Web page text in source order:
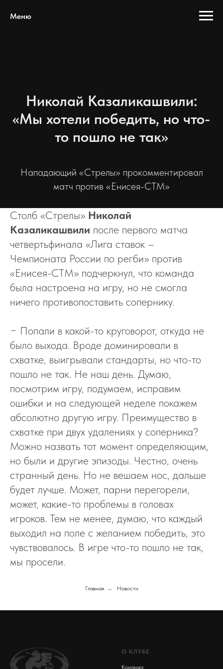
Меню
Николай Казаликашвили:
«Мы хотели победить, но что-
то пошло не так»
Нападающий «Стрелы» прокомментировал
матч против «Енисея-СТМ»
Столб «Стрелы» Николай
Казаликашвили после первого матча
четвертьфинала «Лига ставок –
Чемпионата России по регби» против
«Енисея-СТМ» подчеркнул, что команда
была настроена на игру, но не смогла
ничего противопоставить сопернику.
− Попали в какой-то круговорот, откуда не
было выхода. Вроде доминировали в
схватке, выигрывали стандарты, но что-то
пошло не так. Не наш день. Думаю,
посмотрим игру, подумаем, исправим
ошибки и на следующей неделе покажем
абсолютно другую игру. Преимущество в
схватке при двух удалениях у соперника?
Можно назвать тот момент определяющим,
но были и другие эпизоды. Честно, очень
странный день. Но не вешаем нос, дальше
будет лучше. Может, парни перегорели,
может, какие-то проблемы в головах
игроков. Тем не менее, думаю, что каждый
выходил на поле с желанием победить, это
чувствовалось. В игре что-то пошло не так,
мы просели.
Главная → Новости
О КЛУБЕ
Команда